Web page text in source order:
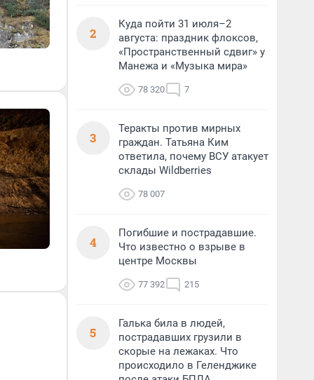
2
Куда пойти 31 июля–2
августа: праздник флоксов,
«Пространственный сдвиг» у
Манежа и «Музыка мира»
78 320 7
3
Теракты против мирных
граждан. Татьяна Ким
ответила, почему ВСУ атакует
склады Wildberries
78 007
4
Погибшие и пострадавшие.
Что известно о взрыве в
центре Москвы
77 392 215
5
Галька била в людей,
пострадавших грузили в
скорые на лежаках. Что
происходило в Геленджике